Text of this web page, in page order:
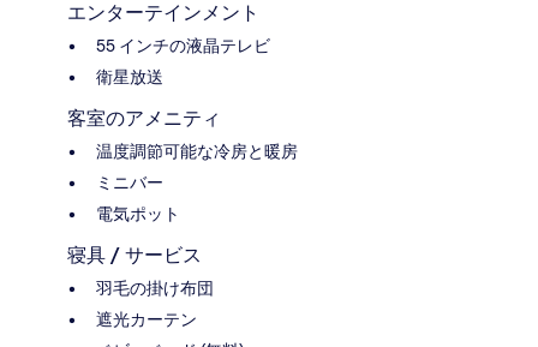
エンターテインメント
55 インチの液晶テレビ
衛星放送
客室のアメニティ
温度調節可能な冷房と暖房
ミニバー
電気ポット
寝具 / サービス
羽毛の掛け布団
遮光カーテン